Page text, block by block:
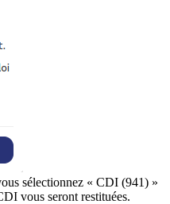
sélectionnez « CDI (941) »
vous seront restituées.